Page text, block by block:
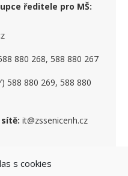
s cookies
ředitele pro MŠ:
880 268, 588 880 267
588 880 269, 588 880
it@zssenicenh.cz
SÍTĚ